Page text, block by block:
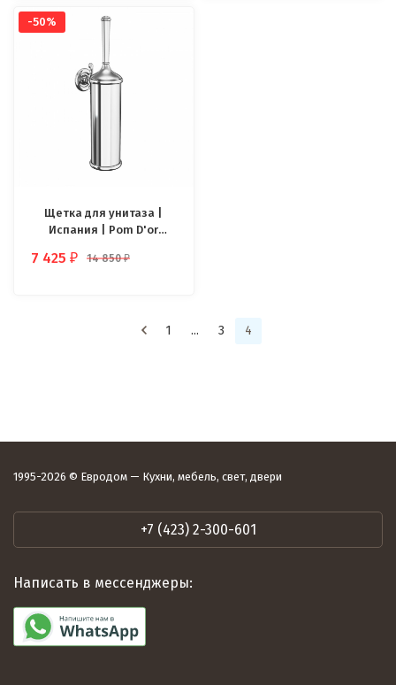
-50%
Щетка для унитаза |
Испания | Pom D'or
7 425₽ 14 850₽
1 ... 3 4
1995-2026 © Евродом — Кухни, мебель, свет, двери
+7 (423) 2-300-601
Написать в мессенджеры: